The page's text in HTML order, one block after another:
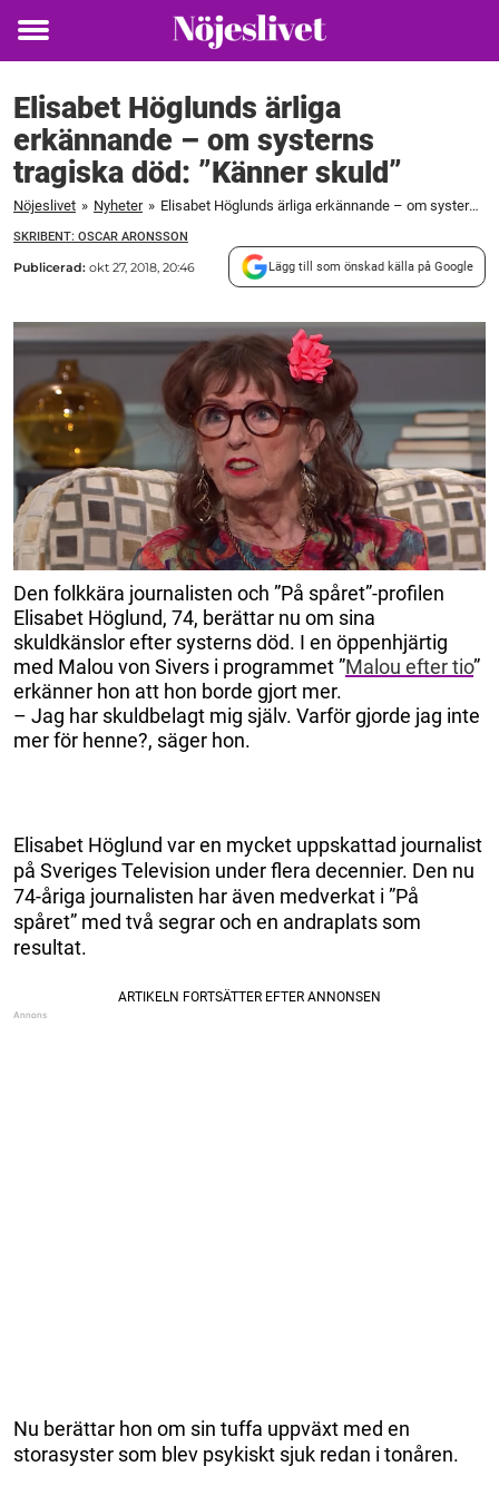
Toggle
Elisabet Höglunds ärliga
erkännande – om systerns
tragiska död: ”Känner skuld”
Nöjeslivet » Nyheter » Elisabet Höglunds ärliga erkännande – om systerns tragiska död: "Känner skuld"
SKRIBENT: OSCAR ARONSSON
Publicerad: okt 27, 2018, 20:46 Lägg till som önskad källa på Google
Den folkkära journalisten och ”På spåret”-profilen
Elisabet Höglund, 74, berättar nu om sina
skuldkänslor efter systerns död. I en öppenhjärtig
med Malou von Sivers i programmet ”Malou efter tio”
erkänner hon att hon borde gjort mer.
– Jag har skuldbelagt mig själv. Varför gjorde jag inte
mer för henne?, säger hon.
Elisabet Höglund var en mycket uppskattad journalist
på Sveriges Television under flera decennier. Den nu
74-åriga journalisten har även medverkat i ”På
spåret” med två segrar och en andraplats som
resultat.
Nu berättar hon om sin tuffa uppväxt med en
storasyster som blev psykiskt sjuk redan i tonåren.